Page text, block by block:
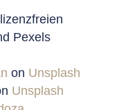
Pexels
on Unsplash
Unsplash